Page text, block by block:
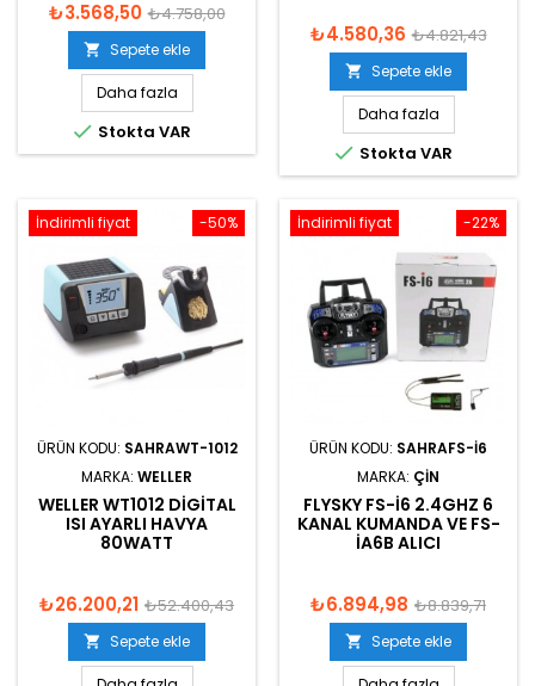
₺3.568,50 ₺4.758,00
 Sepete ekle
Daha fazla
 Stokta VAR
₺4.580,36 ₺4.821,43
 Sepete ekle
Daha fazla
 Stokta VAR
-50%
İndirimli fiyat
ÜRÜN KODU: SAHRAWT-1012
MARKA: WELLER
WELLER WT1012 DIGITAL
ISI AYARLI HAVYA
80WATT
₺26.200,21 ₺52.400,43
 Sepete ekle
-22%
İndirimli fiyat
ÜRÜN KODU: SAHRAFS-I6
MARKA: ÇIN
FLYSKY FS-I6 2.4GHZ 6
KANAL KUMANDA VE FS-
IA6B ALICI
₺6.894,98 ₺8.839,71
 Sepete ekle